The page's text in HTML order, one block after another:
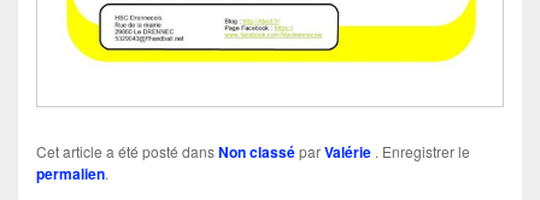
Cet article a été posté dansNon classéparValérie . Enregistrer le
permalien.